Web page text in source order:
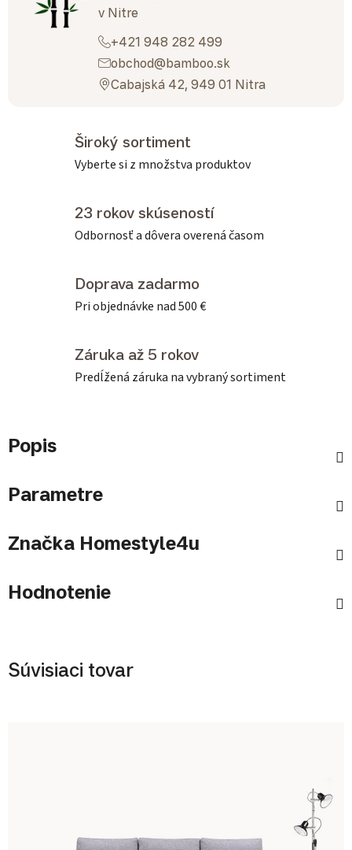
v Nitre
+421 948 282 499
obchod@bamboo.sk
Cabajská 42, 949 01 Nitra
Široký sortiment
Vyberte si z množstva produktov
23 rokov skúseností
Odbornosť a dôvera overená časom
Doprava zadarmo
Pri objednávke nad 500 €
Záruka až 5 rokov
Predĺžená záruka na vybraný sortiment
Popis
Parametre
Značka Homestyle4u
Hodnotenie
Súvisiaci tovar